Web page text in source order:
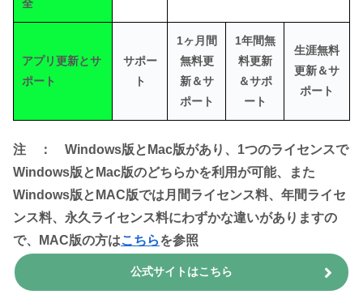
全
アプリ更新とサ
ポート
サポー
ト
1ヶ月間
無料更
新＆サ
ポート
1年間無
料更新
＆サポ
ート
生涯無料
更新＆サ
ポート
注 ： Windows版とMac版があり、1つのライセンスで
Windows版とMac版のどちらかを利用が可能、また
Windows版とMAC版では月間ライセンス料、年間ライセ
ンス料、永久ライセンス料にわずかな違いがありますの
で、MAC版の方はこちらを参照
公式サイトはこちら